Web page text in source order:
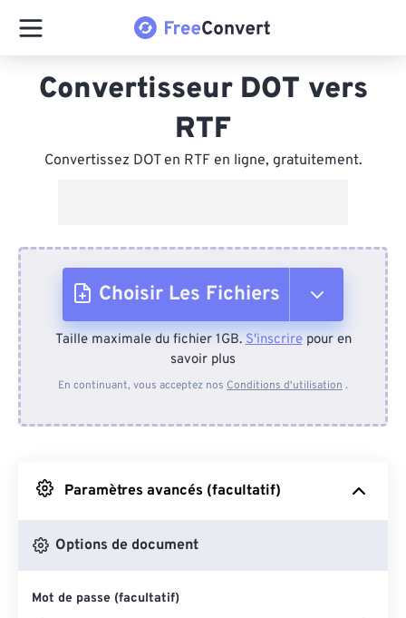
Convertisseur DOT vers
RTF
Convertissez DOT en RTF en ligne, gratuitement.
Choisir Les Fichiers
Depuis l'appareil
Depuis Google Drive
Depuis OneDrive
Depuis l'URL
Taille maximale du fichier 1GB.S'inscrirepour en
savoir plus
En continuant, vous acceptez nos Conditions d'utilisation .
Paramètres avancés (facultatif)
Options de document
Mot de passe (facultatif)